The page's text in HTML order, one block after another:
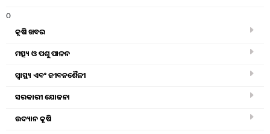
o
କୃଷି ଖବର
ମତ୍ସ୍ୟ ଓ ପଶୁ ପାଳନ
ସ୍ୱାସ୍ଥ୍ୟ ଏବଂ ଜୀବନଶୈଳୀ
ସରକାରୀ ଯୋଜନା
ଉଦ୍ୟାନ କୃଷି
ସରକାରୀ ସ୍କିମ
ଅଷ୍ଟମ ବେତନ ଆୟୋଗ ଗଠନ ପାଇଁ ଜବାବ ଦେଇଛନ୍ତି ସରକାର